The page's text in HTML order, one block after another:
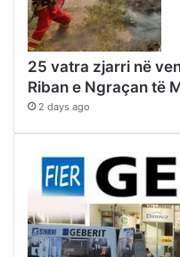
25 vatra zjarri në
Riban e Ngraçan të
2 days ago